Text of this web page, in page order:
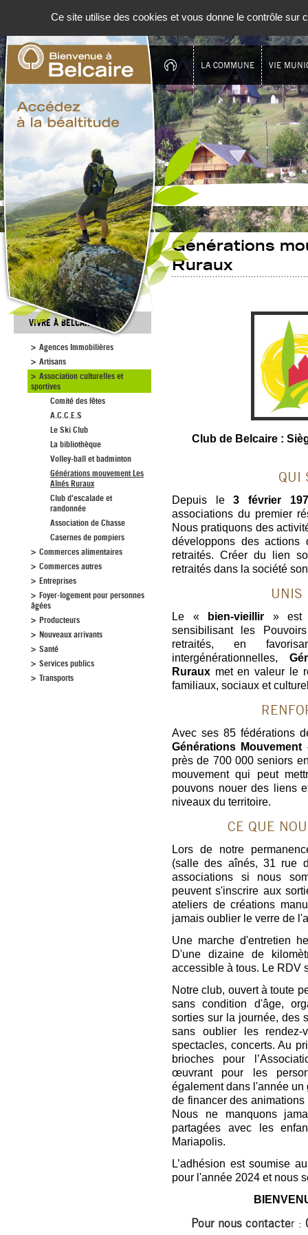
LA COMMUNE VIE
VIVRE À BELCAIRE
Agences Immobilières
Artisans
Association culturelles et
sportives
Comité des fêtes
A.C.C.E.S
Le Ski Club
La bibliothèque
Volley-ball et badminton
Générations mouvement Les
Aînés Ruraux
Club d'escalade et
randonnée
Association de Chasse
Casernes de pompiers
Commerces alimentaires
Commerces autres
Entreprises
Foyer-logement pour personnes
âgées
Producteurs
Nouveaux arrivants
Santé
Services publics
Transports
Générations
Ruraux
Club de Belcaire :
QUI
Depuis le3 février
associations du premier
Nous pratiquons des
développons des actions
retraités. Créer du lien
retraités dans la société
UNIS
Le « bien-vieillir » est
sensibilisant les
retraités, en
intergénérationnelles,
Ruraux met en valeur le
familiaux, sociaux et
Avec ses 85 fédérations
Générations
près de 700 000 seniors
mouvement qui peut
pouvons nouer des liens
niveaux du territoire.
CE QUE
Lors de notre
(salle des aînés, 31 rue
associations si nous
peuvent s'inscrire aux
ateliers de créations
jamais oublier le verre de
Une marche d'entretien
D'une dizaine de
accessible à tous. Le RDV
Notre club, ouvert à toute
sans condition d'âge,
sorties sur la journée, des
sans oublier les rendez-
spectacles, concerts. Au
brioches pour
œuvrant pour les
également dans l'année un
de financer des
Nous ne manquons
partagées avec les
Mariapolis.
L’adhésion est soumise
pour l'année 2024 et nous
Pour nous contacter :
Ce site utilise des cookies et vous donne le contrôle sur